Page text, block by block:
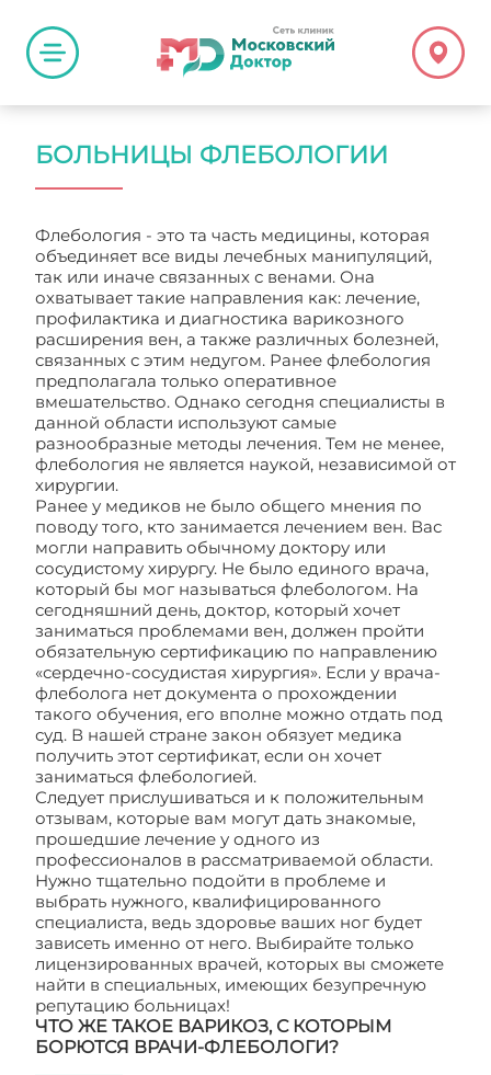
БОЛЬНИЦЫ ФЛЕБОЛОГИИ
Флебология - это та часть медицины, которая
объединяет все виды лечебных манипуляций,
так или иначе связанных с венами. Она
охватывает такие направления как: лечение,
профилактика и диагностика варикозного
расширения вен, а также различных болезней,
связанных с этим недугом. Ранее флебология
предполагала только оперативное
вмешательство. Однако сегодня специалисты в
данной области используют самые
разнообразные методы лечения. Тем не менее,
флебология не является наукой, независимой от
хирургии.
Ранее у медиков не было общего мнения по
поводу того, кто занимается лечением вен. Вас
могли направить обычному доктору или
сосудистому хирургу. Не было единого врача,
который бы мог называться флебологом. На
сегодняшний день, доктор, который хочет
заниматься проблемами вен, должен пройти
обязательную сертификацию по направлению
«сердечно-сосудистая хирургия». Если у врача-
флеболога нет документа о прохождении
такого обучения, его вполне можно отдать под
суд. В нашей стране закон обязует медика
получить этот сертификат, если он хочет
заниматься флебологией.
Следует прислушиваться и к положительным
отзывам, которые вам могут дать знакомые,
прошедшие лечение у одного из
профессионалов в рассматриваемой области.
Нужно тщательно подойти в проблеме и
выбрать нужного, квалифицированного
специалиста, ведь здоровье ваших ног будет
зависеть именно от него. Выбирайте только
лицензированных врачей, которых вы сможете
найти в специальных, имеющих безупречную
репутацию больницах!
ЧТО ЖЕ ТАКОЕ ВАРИКОЗ, С КОТОРЫМ
БОРЮТСЯ ВРАЧИ-ФЛЕБОЛОГИ?